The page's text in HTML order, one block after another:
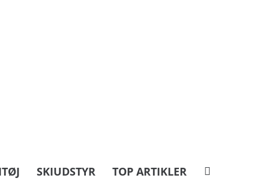
SKIUDSTYR TOP ARTIKLER